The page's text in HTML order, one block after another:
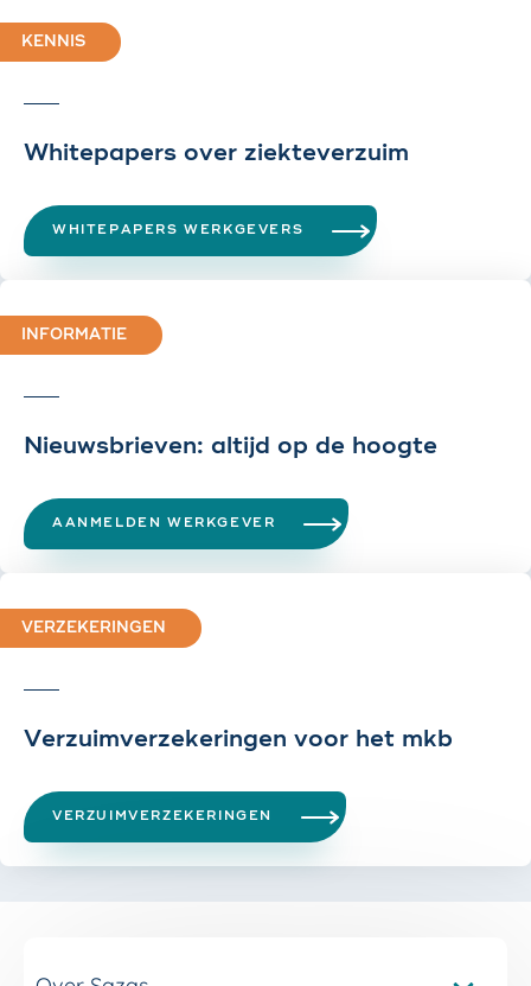
KENNIS
Whitepapers over ziekteverzuim
WHITEPAPERS WERKGEVERS
INFORMATIE
Nieuwsbrieven: altijd op de hoogte
AANMELDEN WERKGEVER
VERZEKERINGEN
Verzuimverzekeringen voor het mkb
VERZUIMVERZEKERINGEN